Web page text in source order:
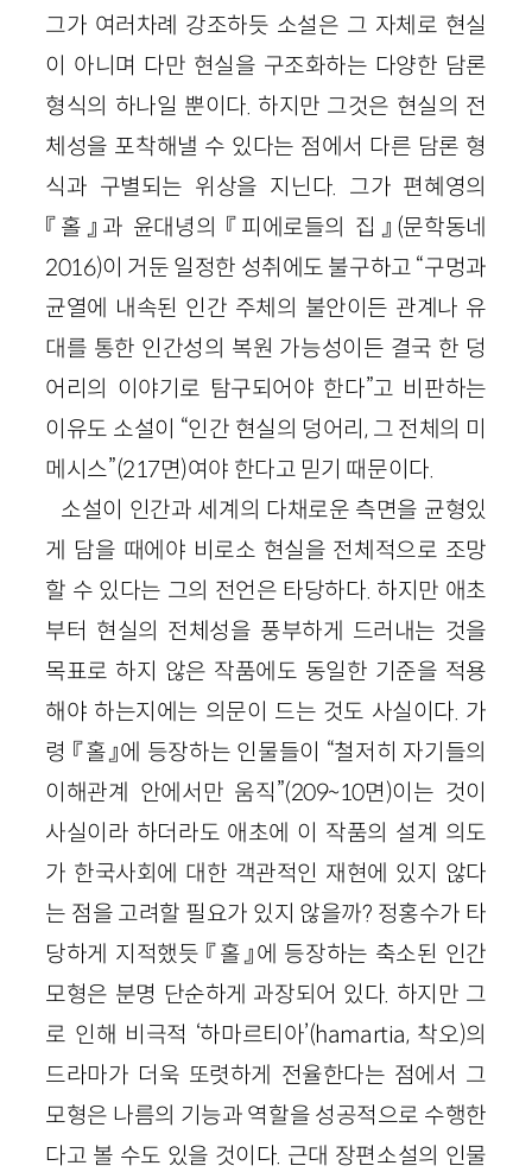
그가 여러차례 강조하듯 소설은 그 자체로 현실
이 아니며 다만 현실을 구조화하는 다양한 담론
형식의 하나일 뿐이다. 하지만 그것은 현실의 전
체성을 포착해낼 수 있다는 점에서 다른 담론 형
식과 구별되는 위상을 지닌다. 그가 편혜영의
『홀』과 윤대녕의 『피에로들의 집』(문학동네
2016)이 거둔 일정한 성취에도 불구하고 “구멍과
균열에 내속된 인간 주체의 불안이든 관계나 유
대를 통한 인간성의 복원 가능성이든 결국 한 덩
어리의 이야기로 탐구되어야 한다”고 비판하는
이유도 소설이 “인간 현실의 덩어리, 그 전체의 미
메시스”(217면)여야 한다고 믿기 때문이다.
소설이 인간과 세계의 다채로운 측면을 균형있
게 담을 때에야 비로소 현실을 전체적으로 조망
할 수 있다는 그의 전언은 타당하다. 하지만 애초
부터 현실의 전체성을 풍부하게 드러내는 것을
목표로 하지 않은 작품에도 동일한 기준을 적용
해야 하는지에는 의문이 드는 것도 사실이다. 가
령 『홀』에 등장하는 인물들이 “철저히 자기들의
이해관계 안에서만 움직”(209~10면)이는 것이
사실이라 하더라도 애초에 이 작품의 설계 의도
가 한국사회에 대한 객관적인 재현에 있지 않다
는 점을 고려할 필요가 있지 않을까? 정홍수가 타
당하게 지적했듯 『홀』에 등장하는 축소된 인간
모형은 분명 단순하게 과장되어 있다. 하지만 그
로 인해 비극적 ‘하마르티아’(hamartia, 착오)의
드라마가 더욱 또렷하게 전율한다는 점에서 그
모형은 나름의 기능과 역할을 성공적으로 수행한
다고 볼 수도 있을 것이다. 근대 장편소설의 인물